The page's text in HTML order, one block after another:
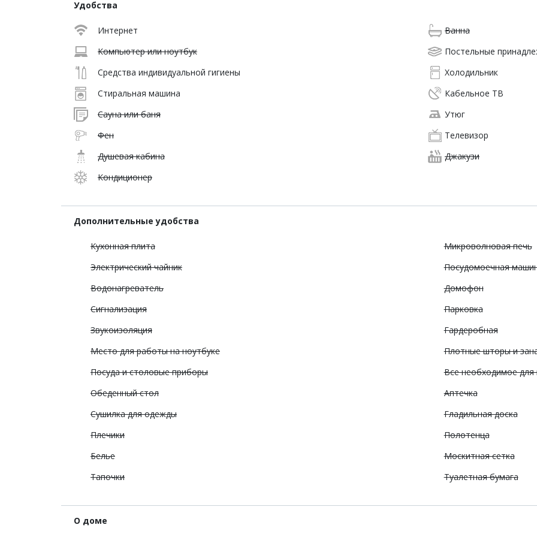
Удобства
Интернет
Ванна
Компьютер или ноутбук
Постельные
Средства индивидуальной гигиены
Холодильник
Стиральная машина
Кабельное ТВ
Сауна или баня
Утюг
Фен
Телевизор
Душевая кабина
Джакузи
Кондиционер
Дополнительные удобства
Кухонная плита
Микроволновая печь
Электрический чайник
Посудомоечная
Водонагреватель
Домофон
Сигнализация
Парковка
Звукоизоляция
Гардеробная
Место для работы на ноутбуке
Плотные шторы и
Посуда и столовые приборы
Все необходимое для
Обеденный стол
Аптечка
Сушилка для одежды
Гладильная доска
Плечики
Полотенца
Белье
Москитная сетка
Тапочки
Туалетная бумага
О доме